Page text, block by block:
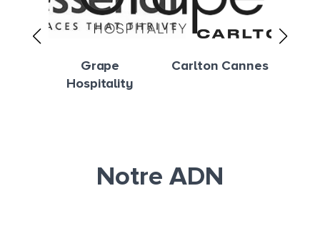
Carlton Cannes
Groupe
Notre ADN